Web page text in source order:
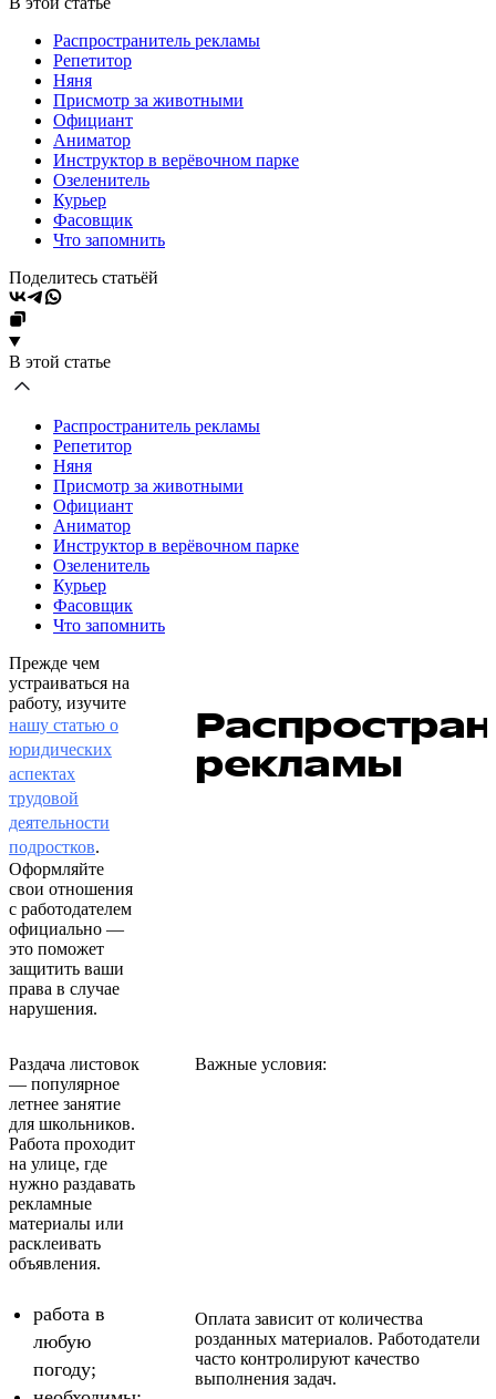
Распространитель рекламы
Репетитор
Няня
Присмотр за животными
Официант
Аниматор
Инструктор в верёвочном парке
Озеленитель
Курьер
Фасовщик
Что запомнить
Поделитесь статьёй
В этой статье
Распространитель рекламы
Репетитор
Няня
Присмотр за животными
Официант
Аниматор
Инструктор в верёвочном парке
Озеленитель
Курьер
Фасовщик
Что запомнить
Прежде чем
устраиваться на
работу, изучите
нашу статью о
юридических
аспектах
трудовой
деятельности
подростков.
Оформляйте
свои отношения
с работодателем
официально —
это поможет
защитить ваши
права в случае
нарушения.
рекламы
Раздача листовок
— популярное
летнее занятие
для школьников.
Работа проходит
на улице, где
нужно раздавать
рекламные
материалы или
расклеивать
объявления.
Важные условия:
работа в
любую
погоду;
Оплата зависит от количества
розданных материалов. Работодатели
часто контролируют качество
выполнения задач.